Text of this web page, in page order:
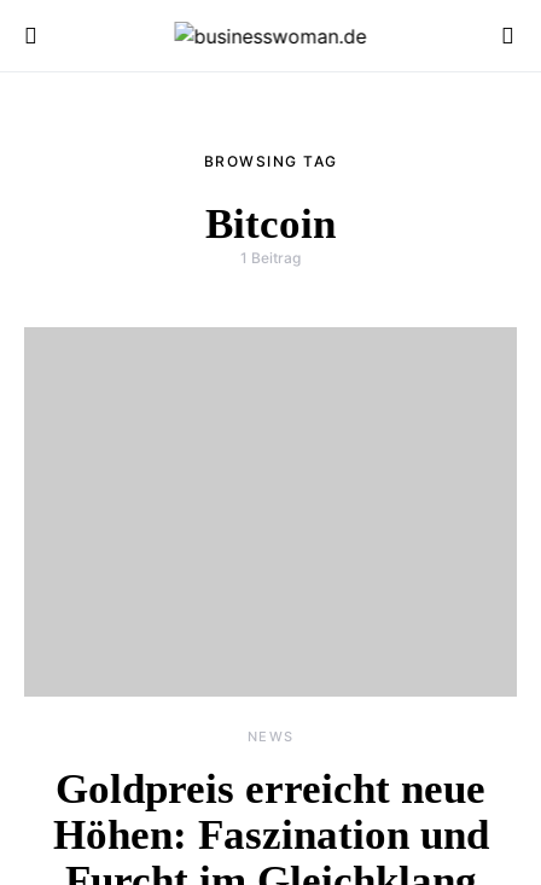
BROWSING TAG
Bitcoin
1 Beitrag
NEWS
Goldpreis erreicht neue
Höhen: Faszination und